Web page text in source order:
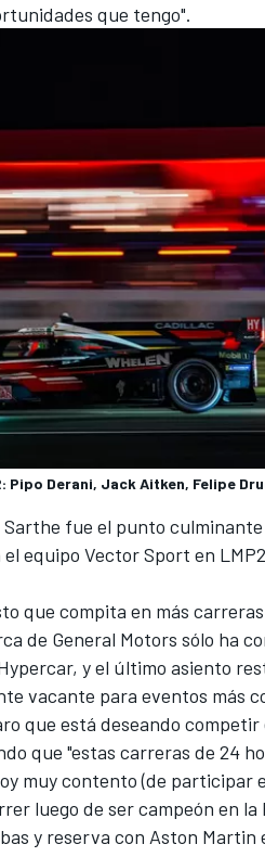
que tengo".
Pipo Derani, Jack Aitken, Felipe
fue el punto
equipo Vector Sport en
que compita en más
de General Motors sólo ha
y el último asiento
vacante para eventos más
que está deseando
que "estas carreras de 24
muy contento (de participar
luego de ser campeón en
y reserva con Aston Martin